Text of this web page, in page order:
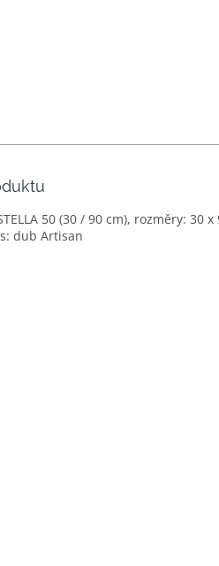
50 (30 / 90 cm), rozměry: 30
dub Artisan